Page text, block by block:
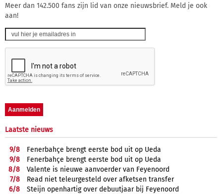
Meer dan 142.500 fans zijn lid van onze nieuwsbrief. Meld je ook
aan!
Laatste nieuws
9/8
Fenerbahçe brengt eerste bod uit op Ueda
9/8
Fenerbahçe brengt eerste bod uit op Ueda
8/8
Valente is nieuwe aanvoerder van Feyenoord
7/8
Read niet teleurgesteld over afketsen transfer
6/8
Steijn openhartig over debuutjaar bij Feyenoord